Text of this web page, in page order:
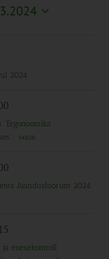
Search
2024
34EUR
Aiandusfoorum 2024
ja enesekontroll